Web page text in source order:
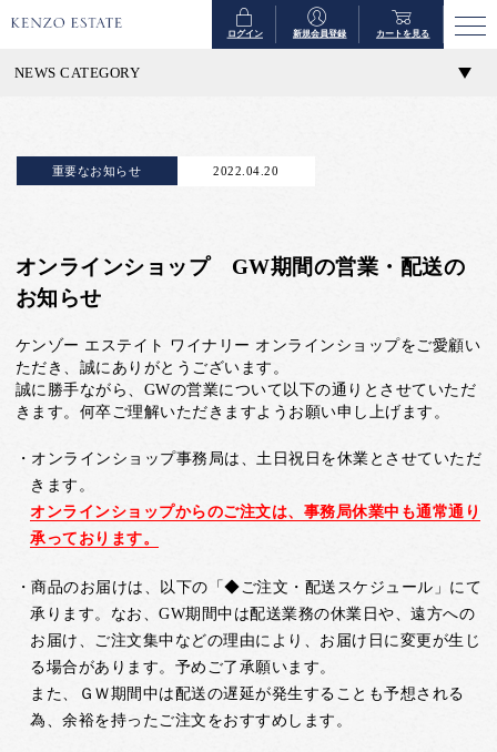
ログイン 新規会員登録 カートを見る
NEWS CATEGORY
重要なお知らせ 2022.04.20
オンラインショップ GW期間の営業・配送の
お知らせ
ケンゾー エステイト ワイナリー オンラインショップをご愛顧い
ただき、誠にありがとうございます。
誠に勝手ながら、GWの営業について以下の通りとさせていただ
きます。何卒ご理解いただきますようお願い申し上げます。
・オンラインショップ事務局は、土日祝日を休業とさせていただ
きます。
オンラインショップからのご注文は、事務局休業中も通常通り
承っております。
・商品のお届けは、以下の「◆ご注文・配送スケジュール」にて
承ります。なお、GW期間中は配送業務の休業日や、遠方への
お届け、ご注文集中などの理由により、お届け日に変更が生じ
る場合があります。予めご了承願います。
また、ＧＷ期間中は配送の遅延が発生することも予想される
為、余裕を持ったご注文をおすすめします。